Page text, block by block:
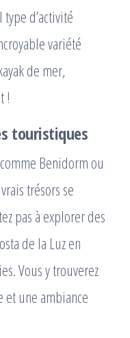
d’activité
variété
de mer,
!
touristiques
Benidorm ou
trésors se
pas à explorer des
de la Luz en
Vous y trouverez
et une ambiance